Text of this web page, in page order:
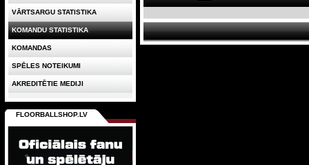
VĀRTSARGU STATISTIKA
KOMANDU STATISTIKA
KOMANDAS
SPĒLES NOTEIKUMI
AKREDITĒTIE MEDIJI
FLOORBALLSHOP.LV